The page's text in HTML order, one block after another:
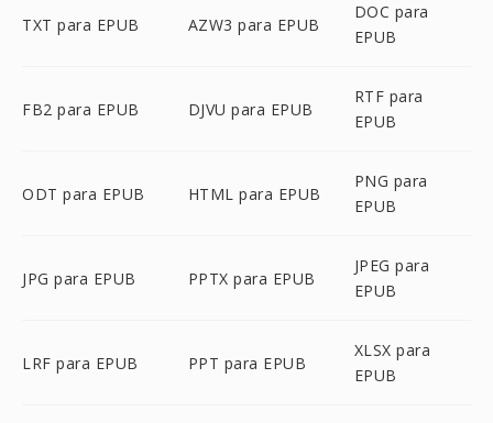
TXT para EPUB AZW3 para EPUB
DOC para
EPUB
FB2 para EPUB DJVU para EPUB
RTF para
EPUB
ODT para EPUB HTML para EPUB
PNG para
EPUB
JPG para EPUB PPTX para EPUB
JPEG para
EPUB
LRF para EPUB PPT para EPUB
XLSX para
EPUB